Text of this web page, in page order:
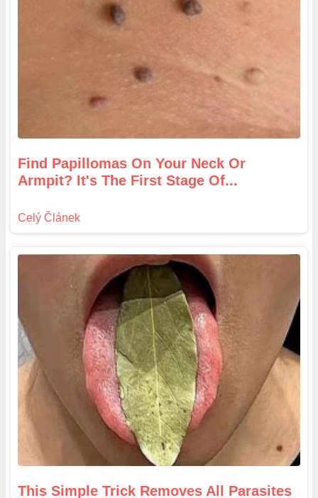
Find Papillomas On Your Neck Or
Armpit? It's The First Stage Of...
This Simple Trick Removes All Parasites